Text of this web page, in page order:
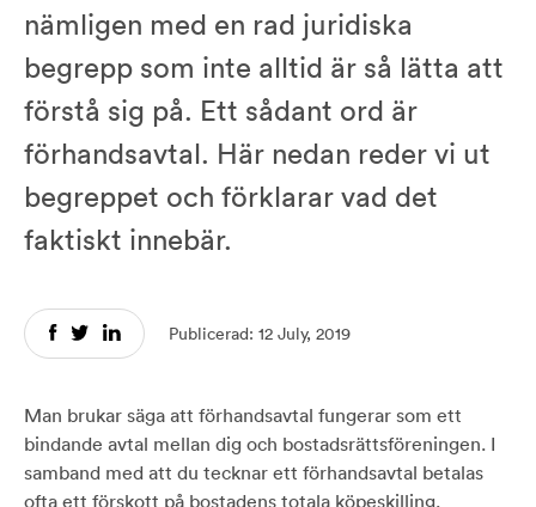
nämligen med en rad juridiska
begrepp som inte alltid är så lätta att
förstå sig på. Ett sådant ord är
förhandsavtal. Här nedan reder vi ut
begreppet och förklarar vad det
faktiskt innebär.
Publicerad: 12 July, 2019
Man brukar säga att förhandsavtal fungerar som ett
bindande avtal mellan dig och bostadsrättsföreningen. I
samband med att du tecknar ett förhandsavtal betalas
ofta ett förskott på bostadens totala köpeskilling.